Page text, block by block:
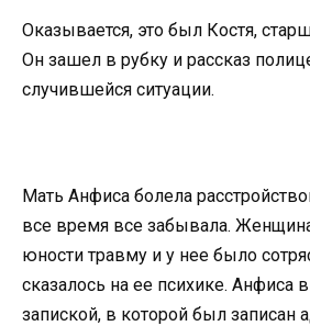
Оказывается, это был Костя,
Он зашел в рубку и рассказ
случившейся ситуации.
Мать Анфиса болела
все время все забывала.
юности травму и у нее было
сказалось на ее психике. Анфиса
запиской, в которой был записан